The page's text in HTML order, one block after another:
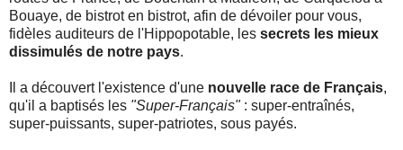
Bouaye, de bistrot en bistrot, afin de dévoiler pour vous,
fidèles auditeurs de l'Hippopotable, les secrets les mieux
dissimulés de notre pays.
Il a découvert l'existence d'une nouvelle race de Français,
qu'il a baptisés les "Super-Français": super-entraînés,
super-puissants, super-patriotes, sous payés.